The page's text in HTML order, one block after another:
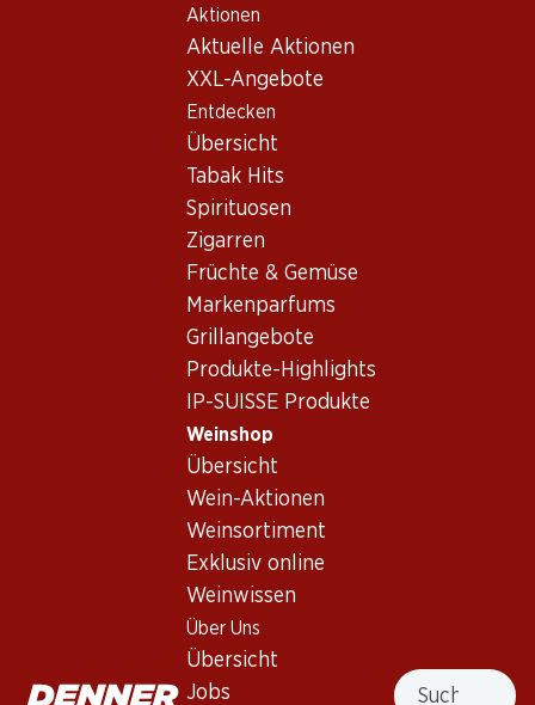
Aktionen
Aktuelle Aktionen
XXL-Angebote
Entdecken
Übersicht
Tabak Hits
Spirituosen
Zigarren
Früchte & Gemüse
Markenparfums
Grillangebote
Produkte-Highlights
IP-SUISSE Produkte
Weinshop
Übersicht
Wein-Aktionen
Weinsortiment
Exklusiv online
Weinwissen
Über Uns
Übersicht
Jobs
Suche
Wein/Champagner
Bordeaux
Weisswein Frankreich,
Château Bonnet Blanc
Entre-deux-Mers AOC
899.70
Château Smith Haut Lafitte
Blanc Pessac-Léognan
2022
Flasche: 129.95